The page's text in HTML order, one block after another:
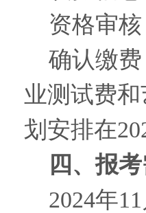
资格审
确认缴
业测试费
划安排在
四、报
2024年